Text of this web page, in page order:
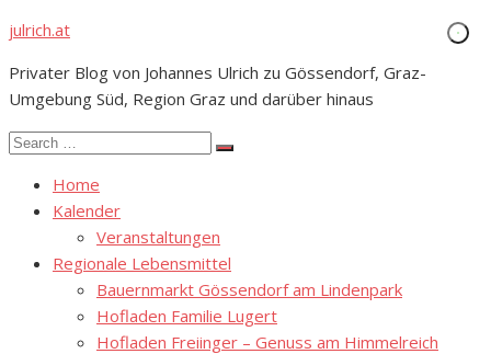
Skip
content
julrich.at
Privater Blog von Johannes Ulrich zu Gössendorf, Graz-
Umgebung Süd, Region Graz und darüber hinaus
Search
Search
Home
Kalender
Veranstaltungen
Regionale Lebensmittel
Bauernmarkt Gössendorf am Lindenpark
Hofladen Familie Lugert
Hofladen Freiinger – Genuss am Himmelreich